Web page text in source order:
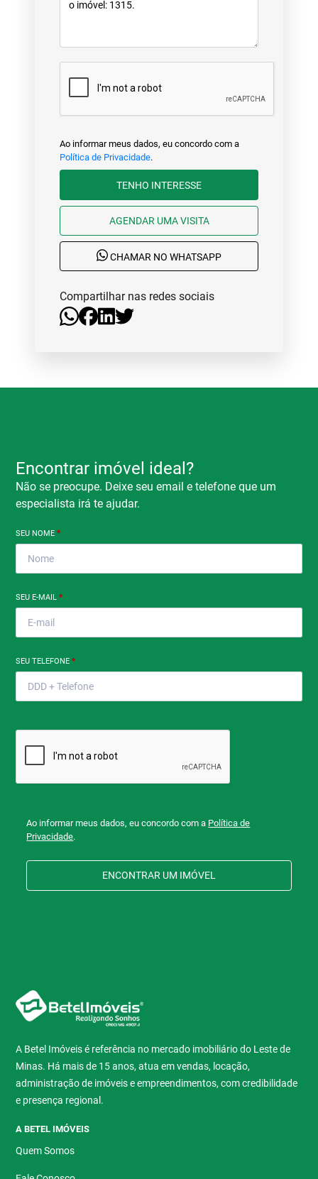
Ao informar meus dados, eu concordo com a
Política de Privacidade.
TENHO INTERESSE
AGENDAR UMA VISITA
CHAMAR NO WHATSAPP
Compartilhar nas redes sociais
Encontrar imóvel ideal?
Não se preocupe. Deixe seu email e telefone que um
especialista irá te ajudar.
SEU NOME*
SEU E-MAIL*
SEU TELEFONE*
Ao informar meus dados, eu concordo com a Política de
Privacidade.
ENCONTRAR UM IMÓVEL
A Betel Imóveis é referência no mercado imobiliário do Leste de
Minas. Há mais de 15 anos, atua em vendas, locação,
administração de imóveis e empreendimentos, com credibilidade
e presença regional.
A BETEL IMÓVEIS
Quem Somos